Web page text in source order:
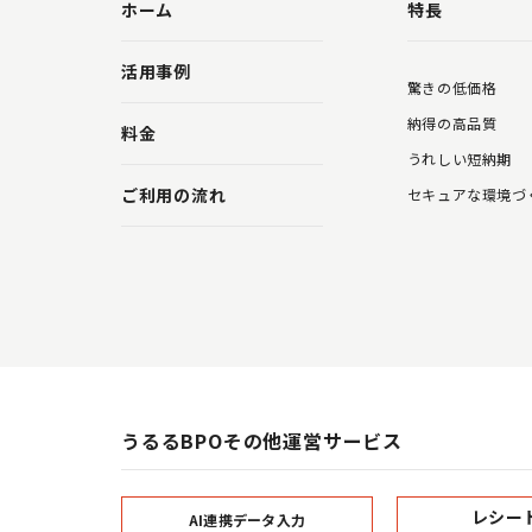
ホーム
活用事例
料金
ご利用の流れ
特長
驚きの低価格
納得の高品質
うれしい短納期
セキュアな環境づ
うるるBPOその他運営サービス
AI連携データ入力
レシー